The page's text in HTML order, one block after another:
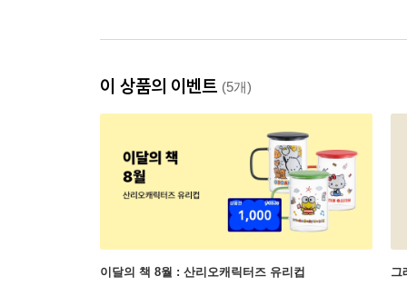
이 상품의 이벤트 (5개)
이달의 책 8월 : 산리오캐릭터즈 유리컵 그